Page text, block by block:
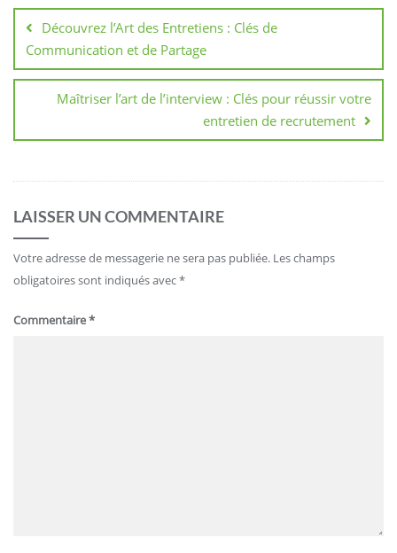
de
l’article
Découvrez l’Art des Entretiens : Clés de
Communication et de Partage
Maîtriser l’art de l’interview : Clés pour réussir votre
entretien de recrutement
LAISSER UN COMMENTAIRE
Votre adresse de messagerie ne sera pas publiée. Les champs
obligatoires sont indiqués avec*
Commentaire*